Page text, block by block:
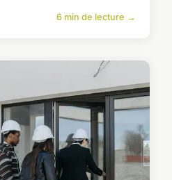
6 min de lecture →